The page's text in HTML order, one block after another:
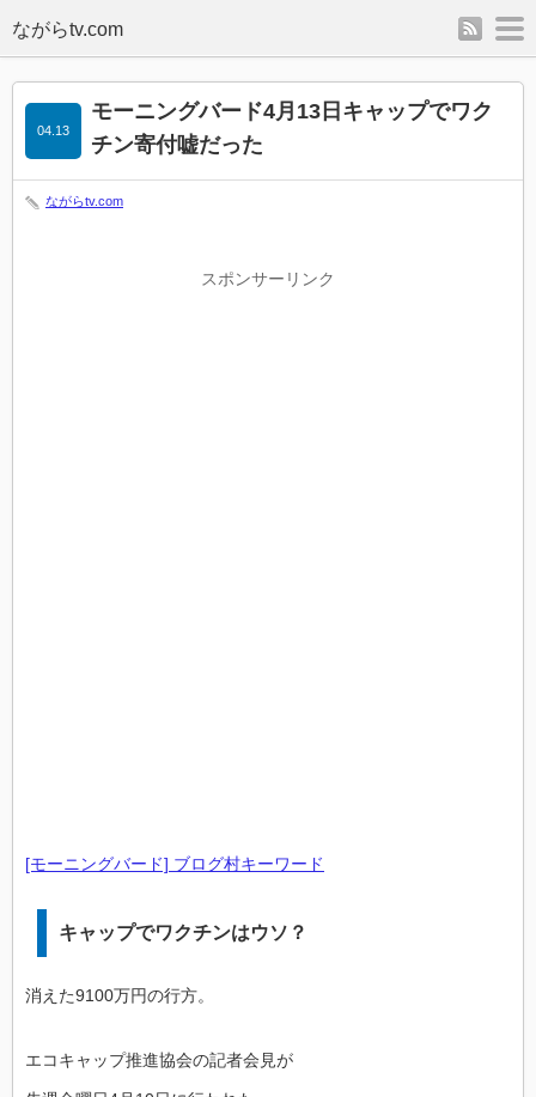
rss
モーニングバード4月13日キャップでワク
チン寄付嘘だった
04.13
ながらtv.com
スポンサーリンク
[モーニングバード] ブログ村キーワード
キャップでワクチンはウソ？
消えた9100万円の行方。
エコキャップ推進協会の記者会見が